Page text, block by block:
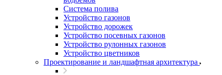
Система полива
Устройство газонов
Устройство дорожек
Устройство посевных газонов
Устройство рулонных газонов
Устройство цветников
Проектирование и ландшафтная архитектура